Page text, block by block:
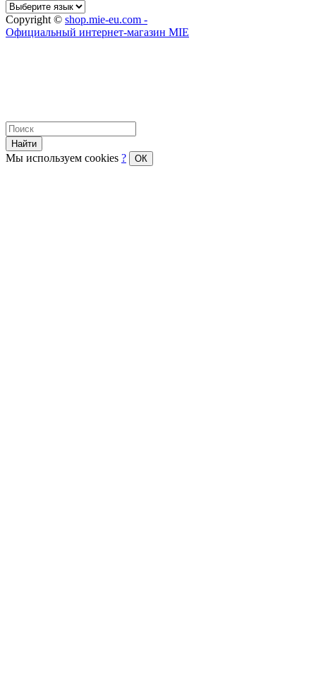
Copyright © shop.mie-eu.com -
Официальный интернет-магазин MIE
Найти
Мы используем cookies ? ОК